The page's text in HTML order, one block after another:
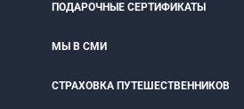
ПОДАРОЧНЫЕ СЕРТИФИКАТЫ
МЫ В СМИ
СТРАХОВКА ПУТЕШЕСТВЕННИКОВ